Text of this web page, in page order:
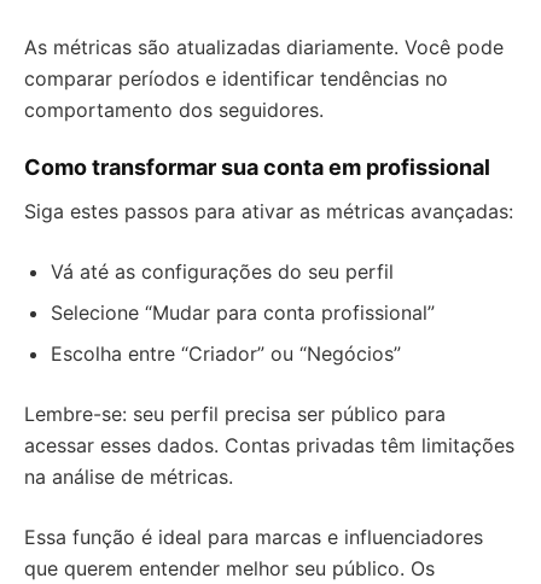
As métricas são atualizadas diariamente. Você pode
comparar períodos e identificar tendências no
comportamento dos seguidores.
Como transformar sua conta em profissional
Siga estes passos para ativar as métricas avançadas:
Vá até as configurações do seu perfil
Selecione “Mudar para conta profissional”
Escolha entre “Criador” ou “Negócios”
Lembre-se: seu perfil precisa ser público para
acessar esses dados. Contas privadas têm limitações
na análise de métricas.
Essa função é ideal para marcas e influenciadores
que querem entender melhor seu público. Os